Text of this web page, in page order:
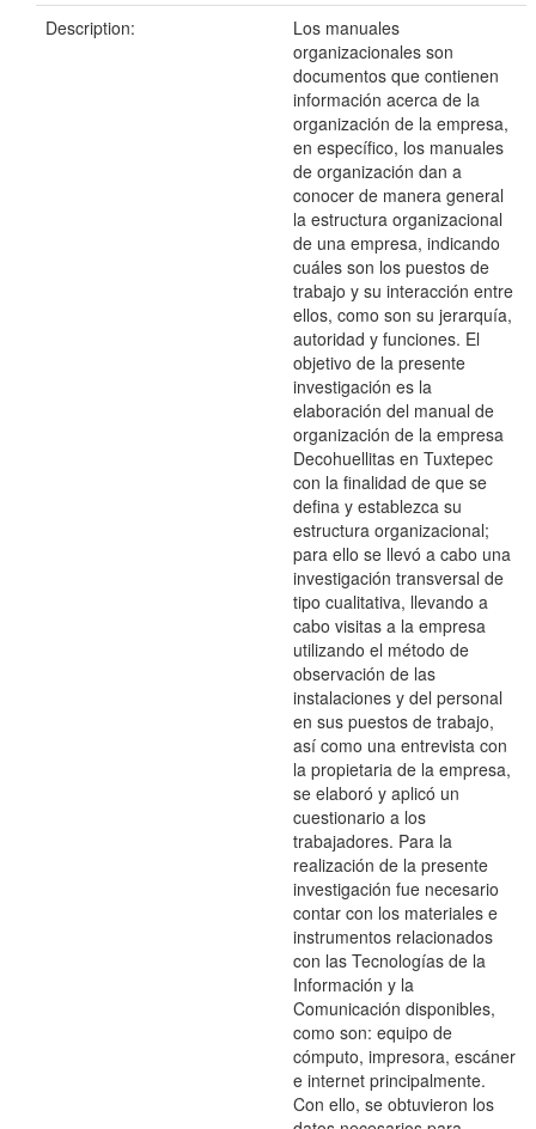
Description:
Los manuales
organizacionales son
documentos que contienen
información acerca de la
organización de la empresa,
en específico, los manuales
de organización dan a
conocer de manera general
la estructura organizacional
de una empresa, indicando
cuáles son los puestos de
trabajo y su interacción entre
ellos, como son su jerarquía,
autoridad y funciones. El
objetivo de la presente
investigación es la
elaboración del manual de
organización de la empresa
Decohuellitas en Tuxtepec
con la finalidad de que se
defina y establezca su
estructura organizacional;
para ello se llevó a cabo una
investigación transversal de
tipo cualitativa, llevando a
cabo visitas a la empresa
utilizando el método de
observación de las
instalaciones y del personal
en sus puestos de trabajo,
así como una entrevista con
la propietaria de la empresa,
se elaboró y aplicó un
cuestionario a los
trabajadores. Para la
realización de la presente
investigación fue necesario
contar con los materiales e
instrumentos relacionados
con las Tecnologías de la
Información y la
Comunicación disponibles,
como son: equipo de
cómputo, impresora, escáner
e internet principalmente.
Con ello, se obtuvieron los